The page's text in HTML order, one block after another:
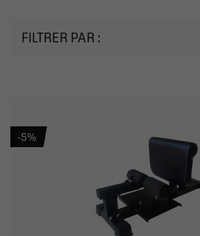
FILTRER PAR :
-5%